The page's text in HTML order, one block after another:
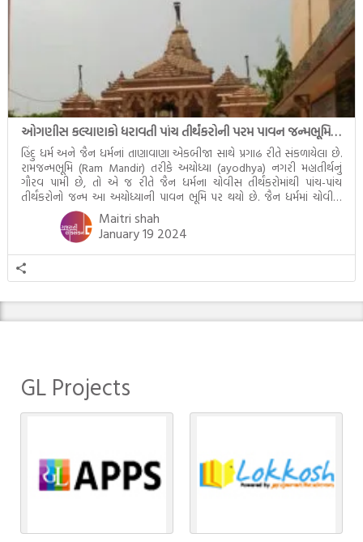
ઓગણીસ કલ્યાણકો ધરાવતી પાંચ તીર્થંકરોની પરમ પાવન જન્મભૂમિ – અયોધ્યા (Ayodhya)
હિંદુ ધર્મ અને જૈન ધર્મનાં તાણાવાણા એકબીજા સાથે પ્રગાઢ રીતે સંકળાયેલા છે.
રામજન્મભૂમિ (Ram Mandir) તરીકે અયોધ્યા (ayodhya) નગરી મહાતીર્થનું
ગૌરવ પામી છે, તો એ જ રીતે જૈન ધર્મના ચોવીસ તીર્થંકરોમાંથી પાંચ-પાંચ
તીર્થંકરોનો જન્મ આ અયોધ્યાની પાવન ભૂમિ પર થયો છે. જૈન ધર્મમાં ચોવીસ
તીર્થંકરોમાંથી પાંચ-પાંચ તીર્થંકરોનાં કલ્યાણકો અહીં આવ્યાં છે. દરેક તીર્થંકરના
જીવનની ચ્યવન(માતાના […]
Maitri shah
January 19 2024
GL Projects